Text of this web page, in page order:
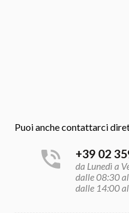
Puoi anche contattarci
+39 02
da Lunedì a
dalle 08:30
dalle 14:00